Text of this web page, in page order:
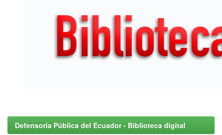
Defensoría Pública del Ecuador - Biblioteca digital